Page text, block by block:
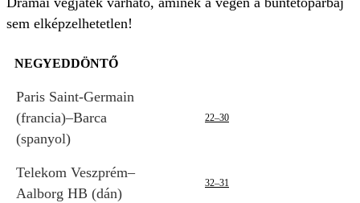
sem elképzelhetetlen!
Paris Saint-Germain
(francia)–Barca
(spanyol)
22–30
Telekom Veszprém–
Aalborg HB (dán)
32–31
NEGYEDDÖNTŐ